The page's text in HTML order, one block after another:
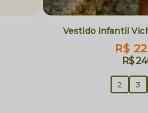
Vestido infantil
R$
R$
2 3